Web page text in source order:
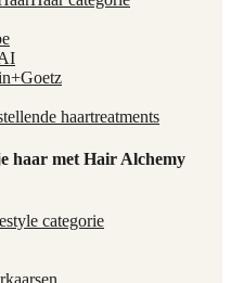
haartreatments
haar met Hair Alchemy
categorie